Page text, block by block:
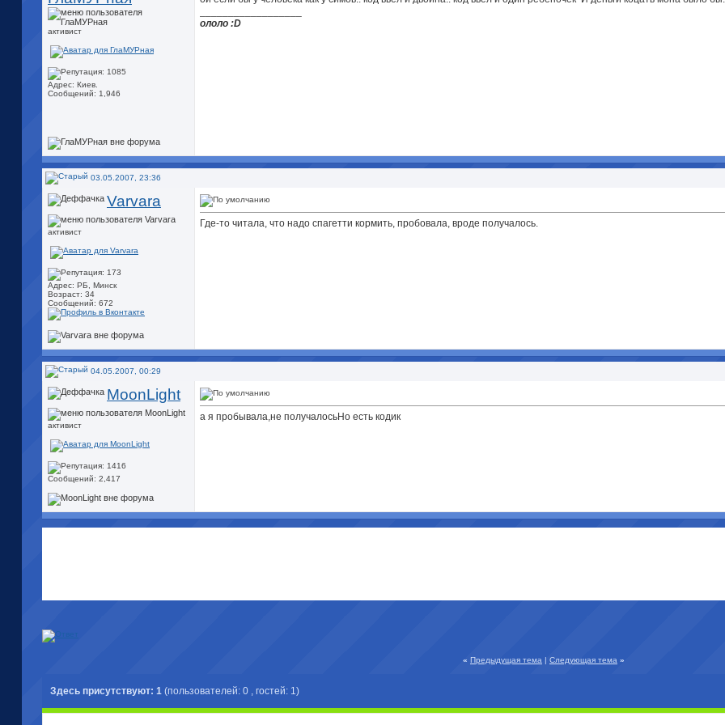
активист
Адрес: Киев.
Сообщений: 1,946
ололо :D
03.05.2007, 23:36
Varvara
активист
Адрес: РБ, Минск
Возраст: 34
Сообщений: 672
Где-то читала, что надо спагетти кормить, пробовала, вроде получалось.
04.05.2007, 00:29
MoonLight
активист
Сообщений: 2,417
а я пробывала,не получалосьНо есть кодик
« Предыдущая тема | Следующая тема »
Здесь присутствуют: 1 (пользователей: 0 , гостей: 1)